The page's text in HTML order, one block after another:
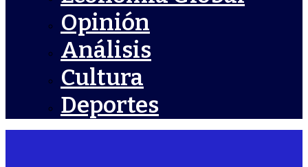
Opinión
Análisis
Cultura
Deportes